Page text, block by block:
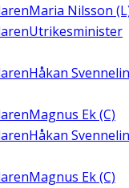
Maria Nilsson
Utrikesminister
Håkan
Magnus Ek (C)
Håkan
Magnus Ek (C)